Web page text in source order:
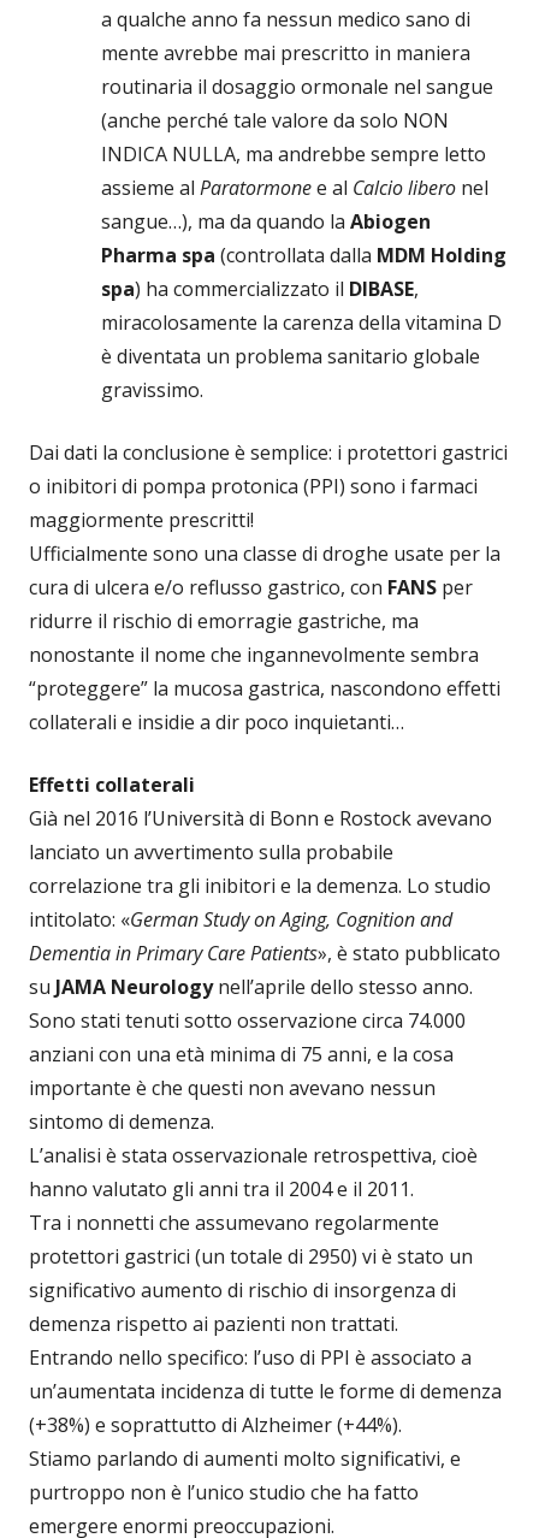
a qualche anno fa nessun medico sano di
mente avrebbe mai prescritto in maniera
routinaria il dosaggio ormonale nel sangue
(anche perché tale valore da solo NON
INDICA NULLA, ma andrebbe sempre letto
assieme al Paratormonee al Calcio libero nel
sangue…), ma da quando la Abiogen
Pharma spa (controllata dalla MDM Holding
spa) ha commercializzato il DIBASE,
miracolosamente la carenza della vitamina D
è diventata un problema sanitario globale
gravissimo.
Dai dati la conclusione è semplice: i protettori gastrici
o inibitori di pompa protonica (PPI) sono i farmaci
maggiormente prescritti!
Ufficialmente sono una classe di droghe usate per la
cura di ulcera e/o reflusso gastrico, con FANS per
ridurre il rischio di emorragie gastriche, ma
nonostante il nome che ingannevolmente sembra
“proteggere” la mucosa gastrica, nascondono effetti
collaterali e insidie a dir poco inquietanti…
Effetti collaterali
Già nel 2016 l’Università di Bonn e Rostock avevano
lanciato un avvertimento sulla probabile
correlazione tra gli inibitori e la demenza. Lo studio
intitolato: «German Study on Aging, Cognition and
Dementia in Primary Care Patients», è stato pubblicato
su JAMA Neurologynell’aprile dello stesso anno.
Sono stati tenuti sotto osservazione circa 74.000
anziani con una età minima di 75 anni, e la cosa
importante è che questi non avevano nessun
sintomo di demenza.
L’analisi è stata osservazionale retrospettiva, cioè
hanno valutato gli anni tra il 2004 e il 2011.
Tra i nonnetti che assumevano regolarmente
protettori gastrici (un totale di 2950) vi è stato un
significativo aumento di rischio di insorgenza di
demenza rispetto ai pazienti non trattati.
Entrando nello specifico: l’uso di PPI è associato a
un’aumentata incidenza di tutte le forme di demenza
(+38%) e soprattutto di Alzheimer (+44%).
Stiamo parlando di aumenti molto significativi, e
purtroppo non è l’unico studio che ha fatto
emergere enormi preoccupazioni.